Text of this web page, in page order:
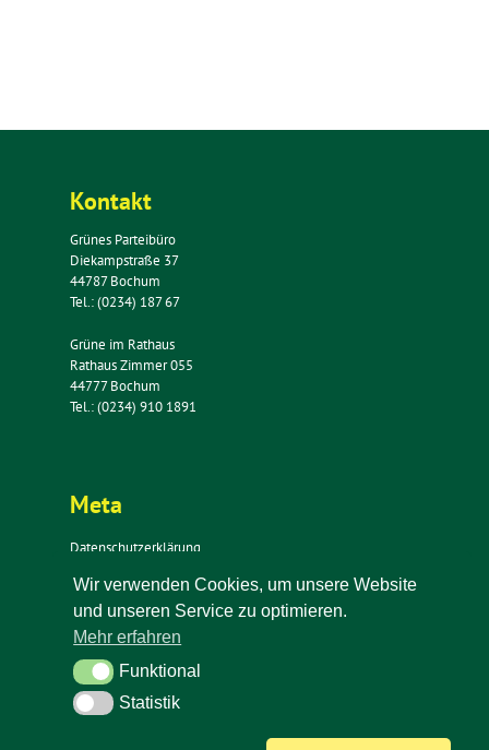
Kontakt
Grünes Parteibüro
Diekampstraße 37
44787 Bochum
Tel.: (0234) 187 67
Grüne im Rathaus
Rathaus Zimmer 055
44777 Bochum
Tel.: (0234) 910 1891
Meta
Datenschutzerklärung
Impressum
Kontakt
Newsletter
Wir verwenden Cookies, um unsere Website
und unseren Service zu optimieren.
Mehr erfahren
FunktionalFunktional
StatistikStatistik